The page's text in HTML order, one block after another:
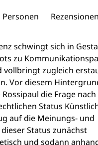
Personen Rezensionen
schwingt sich in
zu
vollbringt zugleich
Vor diesem
die Frage
Status
auf die Meinungs- und
Status zunächst
und sodann